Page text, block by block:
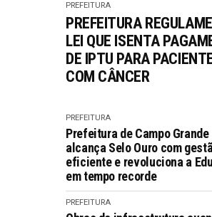
PREFEITURA
PREFEITURA
LEI QUE ISENTA
DE IPTU PARA
COM CÂNCER
PREFEITURA
Prefeitura de Campo Grande
alcança Selo Ouro com
eficiente e revoluciona a
em tempo recorde
PREFEITURA